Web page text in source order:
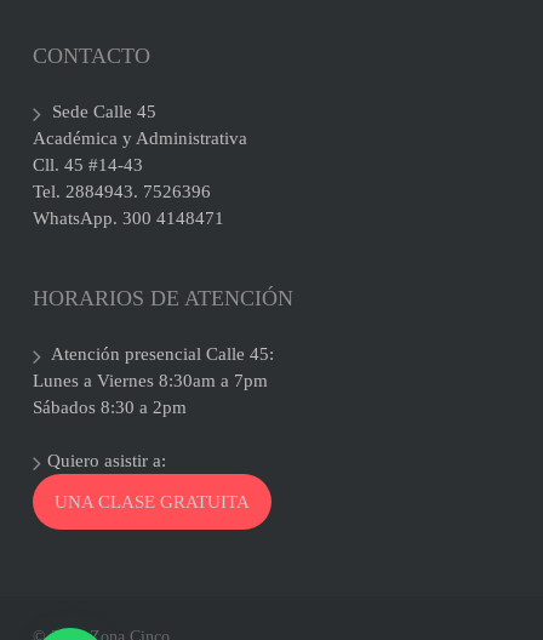
CONTACTO
Sede Calle 45
Académica y Administrativa
Cll. 45 #14-43
Tel. 2884943. 7526396
WhatsApp. 300 4148471
HORARIOS DE ATENCIÓN
Atención presencial Calle 45:
Lunes a Viernes 8:30am a 7pm
Sábados 8:30 a 2pm
Quiero asistir a:
UNA CLASE GRATUITA